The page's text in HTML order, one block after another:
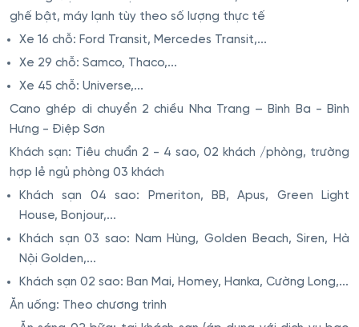
ghế bật, máy lạnh tùy theo số lượng thực tế
Xe 16 chỗ: Ford Transit, Mercedes Transit,...
Xe 29 chỗ: Samco, Thaco,...
Xe 45 chỗ: Universe,...
Cano ghép di chuyển 2 chiều Nha Trang – Bình Ba - Bình
Hưng - Điệp Sơn
Khách sạn: Tiêu chuẩn 2 - 4 sao, 02 khách /phòng, trường
hợp lẻ ngủ phòng 03 khách
Khách sạn 04 sao: Pmeriton, BB, Apus, Green Light
House, Bonjour,...
Khách sạn 03 sao: Nam Hùng, Golden Beach, Siren, Hà
Nội Golden,...
Khách sạn 02 sao: Ban Mai, Homey, Hanka, Cường Long,...
Ăn uống: Theo chương trình